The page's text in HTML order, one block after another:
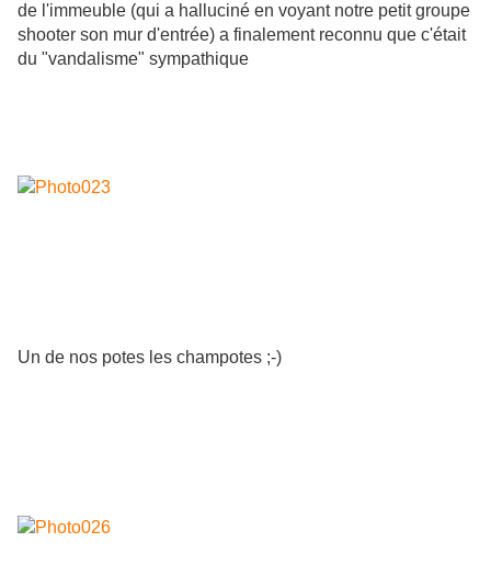
de l'immeuble (qui a halluciné en voyant notre petit groupe
shooter son mur d'entrée) a finalement reconnu que c'était
du "vandalisme" sympathique
Un de nos potes les champotes ;-)